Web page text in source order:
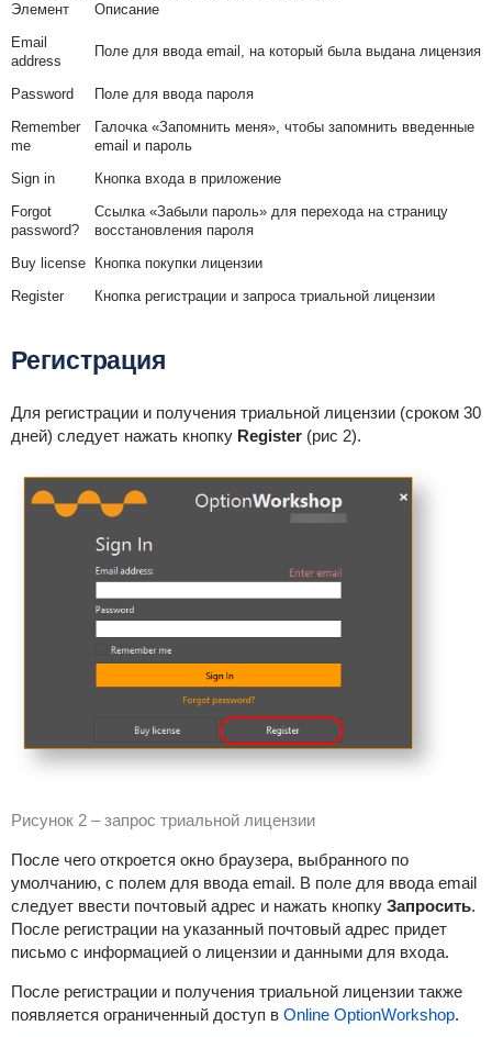
Элемент
Описание
Email
address
Поле для ввода email, на который была выдана лицензия
Password
Поле для ввода пароля
Remember
me
Галочка «Запомнить меня», чтобы запомнить введенные
email и пароль
Sign in
Кнопка входа в приложение
Forgot
password?
Ссылка «Забыли пароль» для перехода на страницу
восстановления пароля
Buy license
Кнопка покупки лицензии
Register
Кнопка регистрации и запроса триальной лицензии
Регистрация
Для регистрации и получения триальной лицензии (сроком 30
дней) следует нажать кнопку Register (рис 2).
Рисунок 2 –запрос триальной лицензии
После чего откроется окно браузера, выбранного по
умолчанию, с полем для ввода email. В поле для ввода email
следует ввести почтовый адрес и нажать кнопку Запросить.
После регистрации на указанный почтовый адрес придет
письмо с информацией о лицензии и данными для входа.
После регистрации и получения триальной лицензии также
появляется ограниченный доступ вOnline OptionWorkshop.